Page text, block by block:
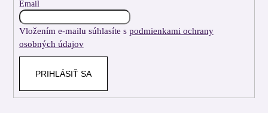
Email
Vložením e-mailu súhlasíte s podmienkami ochrany
osobných údajov
PRIHLÁSIŤ SA